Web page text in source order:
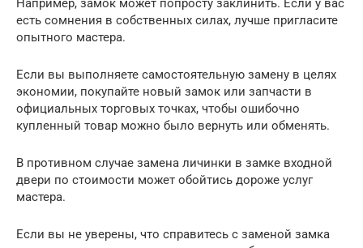
Например, замок может попросту заклинить. Если у вас
есть сомнения в собственных силах, лучше пригласите
опытного мастера.
Если вы выполняете самостоятельную замену в целях
экономии, покупайте новый замок или запчасти в
официальных торговых точках, чтобы ошибочно
купленный товар можно было вернуть или обменять.
В противном случае замена личинки в замке входной
двери по стоимости может обойтись дороже услуг
мастера.
Если вы не уверены, что справитесь с заменой замка